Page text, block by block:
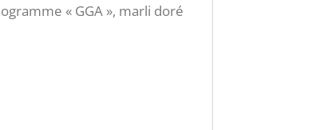
« GGA », marli doré